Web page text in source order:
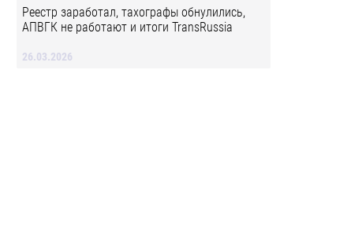
Реестр заработал, тахографы обнулились,
АПВГК не работают и итоги TransRussia
26.03.2026